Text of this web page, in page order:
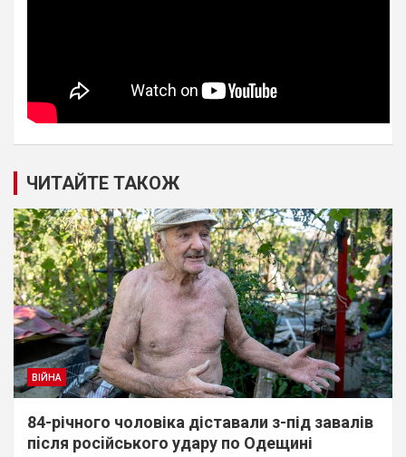
ЧИТАЙТЕ ТАКОЖ
ВІЙНА
84-річного чоловіка діставали з-під завалів
пiсля росiйського удару по Одещині